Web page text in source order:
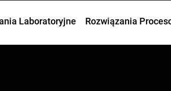
Laboratoryjne Rozwiązania